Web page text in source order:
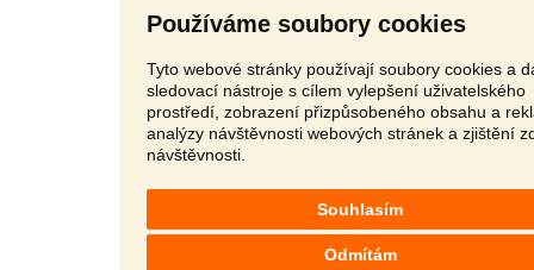
Používáme soubory cookies
Tyto webové stránky používají soubory cookies a
sledovací nástroje s cílem vylepšení uživatelského
prostředí, zobrazení přizpůsobeného obsahu a
analýzy návštěvnosti webových stránek a zjištění
návštěvnosti.
Souhlasím
Odmítám